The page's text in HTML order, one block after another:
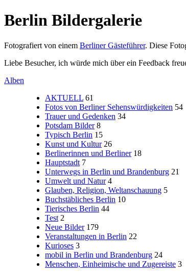
Berlin Bildergalerie
Fotografiert von einem Berliner Gästeführer. Diese
Liebe Besucher, ich würde mich über ein Feedback
Alben
AKTUELL 61
Fotos von Berliner Sehenswürdigkeiten 54
Trauer und Gedenken 34
Potsdam Bilder 8
Typisch Berlin 15
Kunst und Kultur 26
Berlinerinnen und Berliner 18
Hauptstadt 7
Unterwegs in Berlin und Brandenburg 21
Umwelt und Natur 4
Glauben, Religion, Weltanschauung 5
Buchstäbliches Berlin 10
Tierisches Berlin 44
Test 2
Neue Bilder 179
Veranstaltungen in Berlin 22
Kurioses 3
mobil in Berlin und Brandenburg 24
Menschen, Einheimische und Zugereiste 3